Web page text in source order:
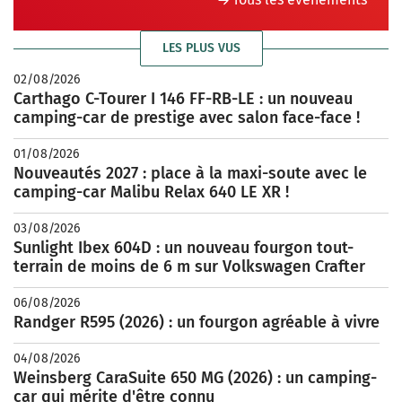
LES PLUS VUS
02/08/2026
Carthago C-Tourer I 146 FF-RB-LE : un nouveau
camping-car de prestige avec salon face-face !
01/08/2026
Nouveautés 2027 : place à la maxi-soute avec le
camping-car Malibu Relax 640 LE XR !
03/08/2026
Sunlight Ibex 604D : un nouveau fourgon tout-
terrain de moins de 6 m sur Volkswagen Crafter
06/08/2026
Randger R595 (2026) : un fourgon agréable à vivre
04/08/2026
Weinsberg CaraSuite 650 MG (2026) : un camping-
car qui mérite d'être connu